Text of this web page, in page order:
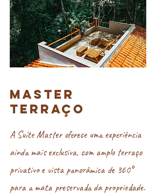
MASTER
TERRAÇO
A Suíte Master oferece uma experiência
ainda mais exclusiva, com amplo terraço
privativo e vista panorâmica de 360°
para a mata preservada da propriedade.